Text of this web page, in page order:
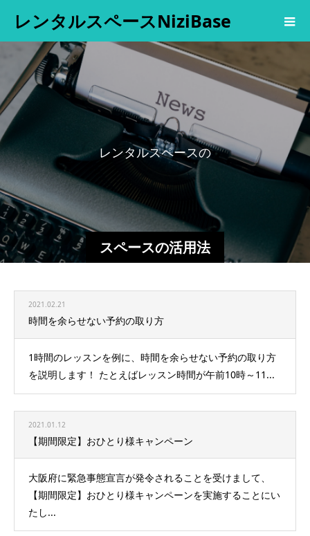
レンタルスペースNiziBase
スペースの活用法
レンタルスペースの
2021.02.21
時間を余らせない予約の取り方
1時間のレッスンを例に、時間を余らせない予約の取り方
を説明します！ たとえばレッスン時間が午前10時～11...
2021.01.12
【期間限定】おひとり様キャンペーン
大阪府に緊急事態宣言が発令されることを受けまして、
【期間限定】おひとり様キャンペーンを実施することにい
たし...